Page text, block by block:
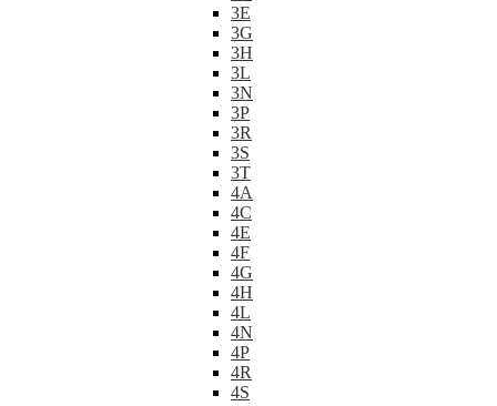
3E
3G
3H
3L
3N
3P
3R
3S
3T
4A
4C
4E
4F
4G
4H
4L
4N
4P
4R
4S